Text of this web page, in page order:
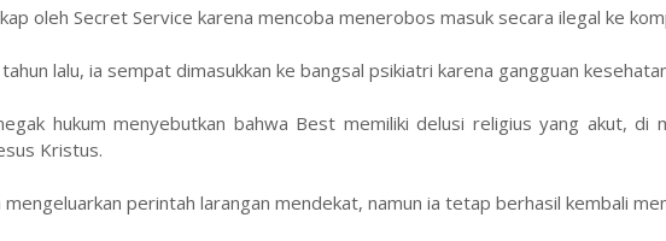
oleh Secret Service karena mencoba menerobos masuk secara ilegal ke
lalu, ia sempat dimasukkan ke bangsal psikiatri karena gangguan
hukum menyebutkan bahwa Best memiliki delusi religius yang akut, di
Kristus.
perintah larangan mendekat, namun ia tetap berhasil kembali